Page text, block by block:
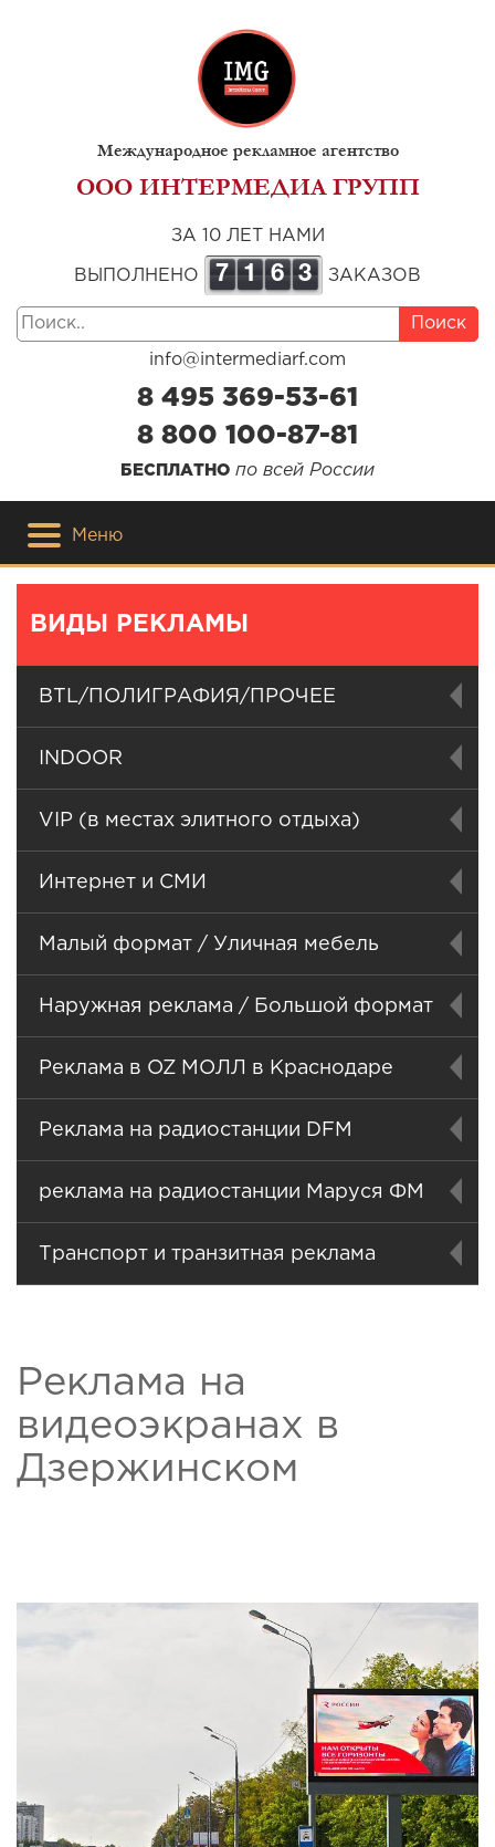
Международное рекламное агентство
ООО ИНТЕРМЕДИА ГРУПП
ЗА 10 ЛЕТ НАМИ
ВЫПОЛНЕНО 7 1 6 3 ЗАКАЗОВ
Поиск
info@intermediarf.com
8 495 369-53-61
8 800 100-87-81
БЕСПЛАТНО по всей России
Меню
ВИДЫ РЕКЛАМЫ
BTL/ПОЛИГРАФИЯ/ПРОЧЕЕ
INDOOR
VIP (в местах элитного отдыха)
Интернет и СМИ
Малый формат / Уличная мебель
Наружная реклама / Большой формат
Реклама в OZ МОЛЛ в Краснодаре
Реклама на радиостанции DFM
реклама на радиостанции Маруся ФМ
Транспорт и транзитная реклама
Реклама на
видеоэкранах в
Дзержинском